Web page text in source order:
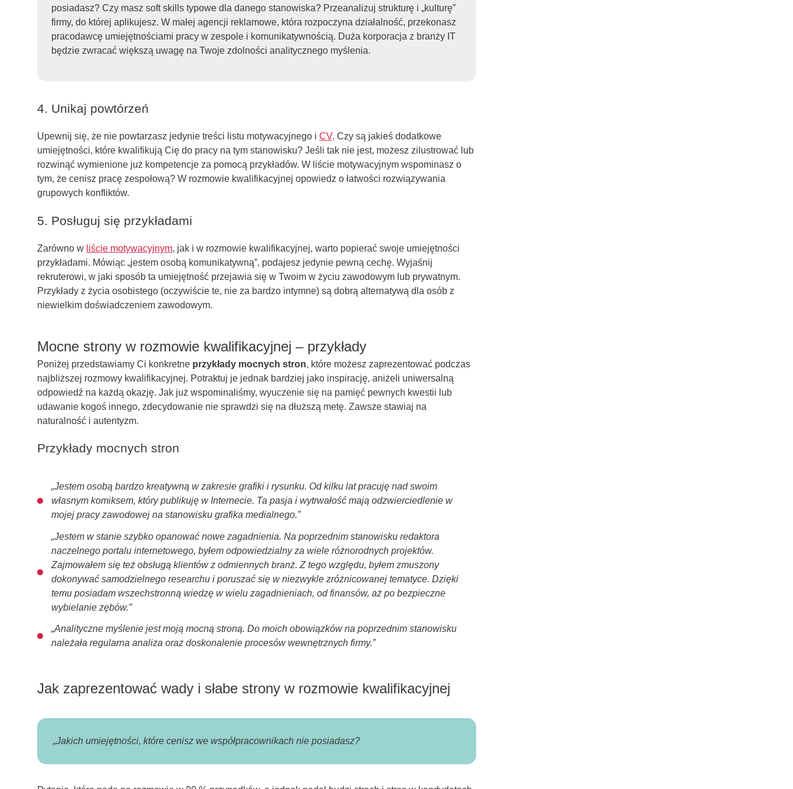
posiadasz? Czy masz soft skills typowe dla danego stanowiska? Przeanalizuj strukturę i „kulturę”
firmy, do której aplikujesz. W małej agencji reklamowe, która rozpoczyna działalność, przekonasz
pracodawcę umiejętnościami pracy w zespole i komunikatywnością. Duża korporacja z branży IT
będzie zwracać większą uwagę na Twoje zdolności analitycznego myślenia.
4. Unikaj powtórzeń
Upewnij się, że nie powtarzasz jedynie treści listu motywacyjnego i CV. Czy są jakieś dodatkowe
umiejętności, które kwalifikują Cię do pracy na tym stanowisku? Jeśli tak nie jest, możesz zilustrować lub
rozwinąć wymienione już kompetencje za pomocą przykładów. W liście motywacyjnym wspominasz o
tym, że cenisz pracę zespołową? W rozmowie kwalifikacyjnej opowiedz o łatwości rozwiązywania
grupowych konfliktów.
5. Posługuj się przykładami
Zarówno w liście motywacyjnym, jak i w rozmowie kwalifikacyjnej, warto popierać swoje umiejętności
przykładami. Mówiąc „jestem osobą komunikatywną”, podajesz jedynie pewną cechę. Wyjaśnij
rekruterowi, w jaki sposób ta umiejętność przejawia się w Twoim w życiu zawodowym lub prywatnym.
Przykłady z życia osobistego (oczywiście te, nie za bardzo intymne) są dobrą alternatywą dla osób z
niewielkim doświadczeniem zawodowym.
Mocne strony w rozmowie kwalifikacyjnej – przykłady
Poniżej przedstawiamy Ci konkretne przykłady mocnych stron, które możesz zaprezentować podczas
najbliższej rozmowy kwalifikacyjnej. Potraktuj je jednak bardziej jako inspirację, aniżeli uniwersalną
odpowiedź na każdą okazję. Jak już wspominaliśmy, wyuczenie się na pamięć pewnych kwestii lub
udawanie kogoś innego, zdecydowanie nie sprawdzi się na dłuższą metę. Zawsze stawiaj na
naturalność i autentyzm.
Przykłady mocnych stron
„Jestem osobą bardzo kreatywną w zakresie grafiki i rysunku. Od kilku lat pracuję nad swoim
własnym komiksem, który publikuję w Internecie. Ta pasja i wytrwałość mają odzwierciedlenie w
mojej pracy zawodowej na stanowisku grafika medialnego.”
„Jestem w stanie szybko opanować nowe zagadnienia. Na poprzednim stanowisku redaktora
naczelnego portalu internetowego, byłem odpowiedzialny za wiele różnorodnych projektów.
Zajmowałem się też obsługą klientów z odmiennych branż. Z tego względu, byłem zmuszony
dokonywać samodzielnego researchu i poruszać się w niezwykle zróżnicowanej tematyce. Dzięki
temu posiadam wszechstronną wiedzę w wielu zagadnieniach, od finansów, aż po bezpieczne
wybielanie zębów.”
„Analityczne myślenie jest moją mocną stroną. Do moich obowiązków na poprzednim stanowisku
należała regularna analiza oraz doskonalenie procesów wewnętrznych firmy.”
Jak zaprezentować wady i słabe strony w rozmowie kwalifikacyjnej
„Jakich umiejętności, które cenisz we współpracownikach nie posiadasz?